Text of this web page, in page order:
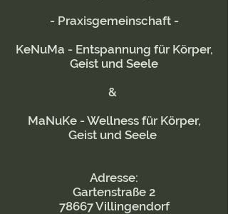
- Praxisgemeinschaft -
KeNuMa - Entspannung für Körper,
Geist und Seele
&
MaNuKe - Wellness für Körper,
Geist und Seele
Adresse:
Gartenstraße 2
78667 Villingendorf